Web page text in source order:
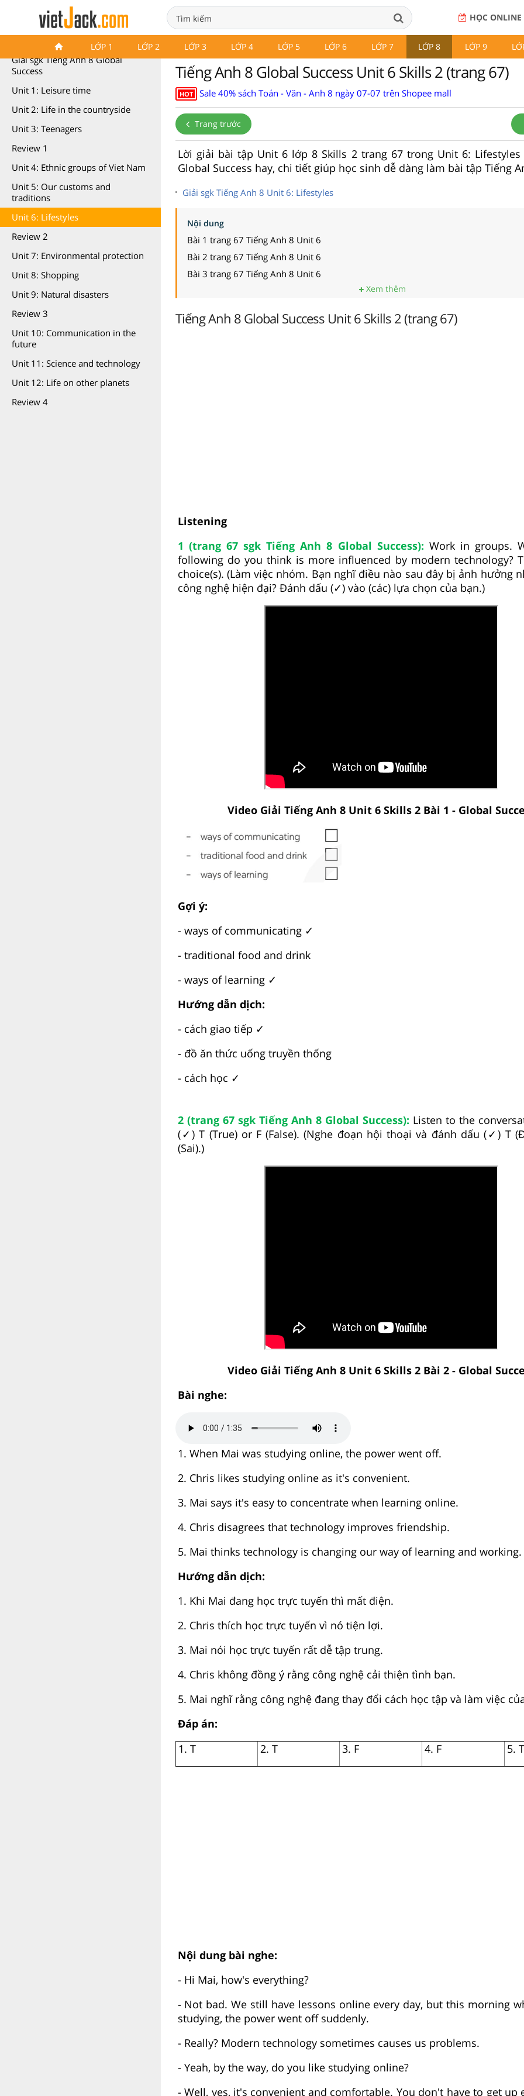
HỌC ONLINE
LỚP 1 LỚP 2 LỚP 3 LỚP 4 LỚP 5 LỚP 6 LỚP 7 LỚP 8 LỚP 9
Tiếng Anh 8 Global Success
Giải sgk Tiếng Anh 8 Global
Success
Unit 1: Leisure time
Unit 2: Life in the countryside
Unit 3: Teenagers
Review 1
Unit 4: Ethnic groups of Viet Nam
Unit 5: Our customs and
traditions
Unit 6: Lifestyles
Review 2
Unit 7: Environmental protection
Unit 8: Shopping
Unit 9: Natural disasters
Review 3
Unit 10: Communication in the
future
Unit 11: Science and technology
Unit 12: Life on other planets
Review 4
Tiếng Anh 8 Global Success Unit 6 Skills 2 (trang 67)
HOT Sale 40% sách Toán - Văn - Anh 8 ngày 07-07 trên Shopee mall
Trang trước
Lời giải bài tập Unit 6 lớp 8 Skills 2 trang 67 trong Unit 6: Lifestyles
Global Success hay, chi tiết giúp học sinh dễ dàng làm bài tập Tiếng
Giải sgk Tiếng Anh 8 Unit 6: Lifestyles
Nội dung
Bài 1 trang 67 Tiếng Anh 8 Unit 6
Bài 2 trang 67 Tiếng Anh 8 Unit 6
Bài 3 trang 67 Tiếng Anh 8 Unit 6
Xem thêm
Tiếng Anh 8 Global Success Unit 6 Skills 2 (trang 67)
Listening
1 (trang 67 sgk Tiếng Anh 8 Global Success): Work in groups.
following do you think is more influenced by modern technology?
choice(s). (Làm việc nhóm. Bạn nghĩ điều nào sau đây bị ảnh hưởng
công nghệ hiện đại? Đánh dấu (✓) vào (các) lựa chọn của bạn.)
Video Giải Tiếng Anh 8 Unit 6 Skills 2 Bài 1 - Global
Gợi ý:
- ways of communicating ✓
- traditional food and drink
- ways of learning ✓
Hướng dẫn dịch:
- cách giao tiếp ✓
- đồ ăn thức uống truyền thống
- cách học ✓
2 (trang 67 sgk Tiếng Anh 8 Global Success): Listen to the
(✓) T (True) or F (False). (Nghe đoạn hội thoại và đánh dấu (✓) T
(Sai).)
Video Giải Tiếng Anh 8 Unit 6 Skills 2 Bài 2 - Global
Bài nghe:
1. When Mai was studying online, the power went off.
2. Chris likes studying online as it's convenient.
3. Mai says it's easy to concentrate when learning online.
4. Chris disagrees that technology improves friendship.
5. Mai thinks technology is changing our way of learning and working.
Hướng dẫn dịch:
1. Khi Mai đang học trực tuyến thì mất điện.
2. Chris thích học trực tuyến vì nó tiện lợi.
3. Mai nói học trực tuyến rất dễ tập trung.
4. Chris không đồng ý rằng công nghệ cải thiện tình bạn.
5. Mai nghĩ rằng công nghệ đang thay đổi cách học tập và làm việc
Đáp án:
1. T
2. T 3. F 4. F 5. T
Nội dung bài nghe:
- Hi Mai, how's everything?
- Not bad. We still have lessons online every day, but this morning
studying, the power went off suddenly.
- Really? Modern technology sometimes causes us problems.
- Yeah, by the way, do you like studying online?
- Well, yes, it's convenient and comfortable. You don't have to get up